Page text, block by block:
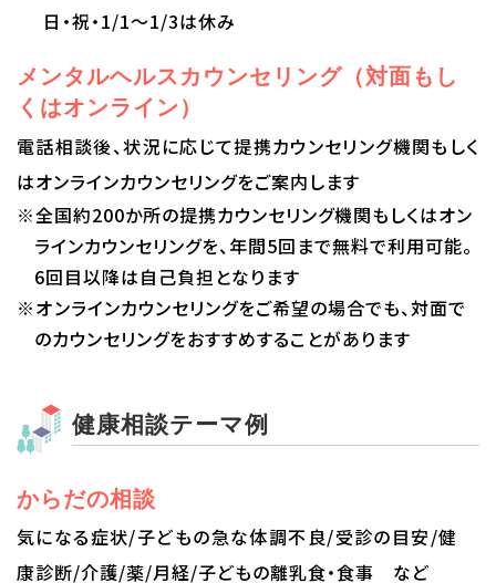
日・祝・1/1～1/3は休み
メンタルヘルスカウンセリング（対面もし
くはオンライン）
電話相談後、状況に応じて提携カウンセリング機関もしく
はオンラインカウンセリングをご案内します
※全国約200か所の提携カウンセリング機関もしくはオン
ラインカウンセリングを、年間5回まで無料で利用可能。
6回目以降は自己負担となります
※オンラインカウンセリングをご希望の場合でも、対面で
のカウンセリングをおすすめすることがあります
健康相談テーマ例
からだの相談
気になる症状/子どもの急な体調不良/受診の目安/健
康診断/介護/薬/月経/子どもの離乳食・食事 など